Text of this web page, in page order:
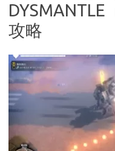
DYSMANTLE
攻略